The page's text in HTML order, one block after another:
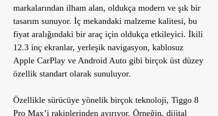
markalarından ilham alan, oldukça modern ve şık bir
tasarım sunuyor. İç mekandaki malzeme kalitesi, bu
fiyat aralığındaki bir araç için oldukça etkileyici. İkili
12.3 inç ekranlar, yerleşik navigasyon, kablosuz
Apple CarPlay ve Android Auto gibi birçok üst düzey
özellik standart olarak sunuluyor.
Özellikle sürücüye yönelik birçok teknoloji, Tiggo 8
Pro Max’i rakiplerinden ayırıyor. Örneğin, dijital